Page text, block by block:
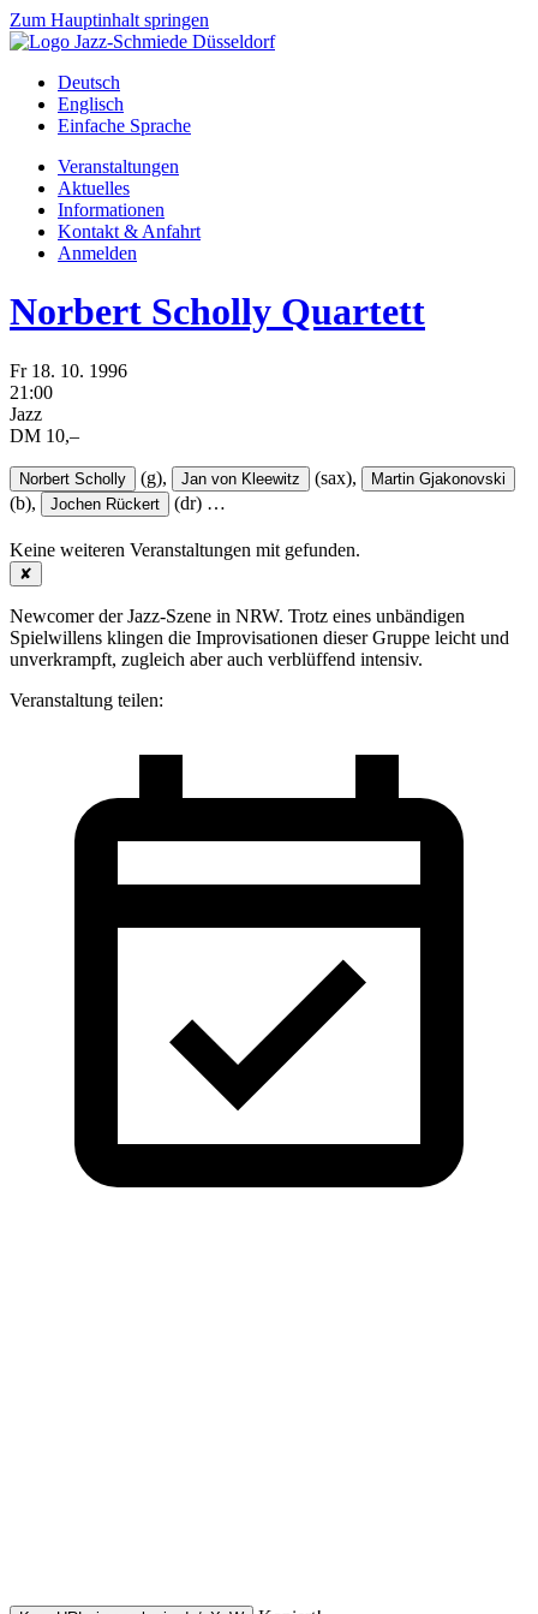
Zum Hauptinhalt springen
Deutsch
Englisch
Einfache Sprache
Veranstaltungen
Aktuelles
Informationen
Kontakt & Anfahrt
Anmelden
Norbert Scholly Quartett
Fr 18. 10. 1996
21:00
Jazz
DM 10,–
Norbert Scholly (g), Jan von Kleewitz (sax), Martin Gjakonovski
(b), Jochen Rückert (dr) …
Keine weiteren Veranstaltungen mit gefunden.
✘
Newcomer der Jazz-Szene in NRW. Trotz eines unbändigen
Spielwillens klingen die Improvisationen dieser Gruppe leicht und
unverkrampft, zugleich aber auch verblüffend intensiv.
Veranstaltung teilen: